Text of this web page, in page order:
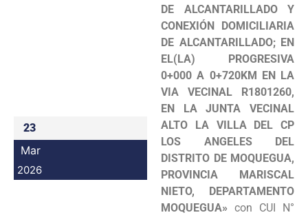
23
Mar
2026
DE ALCANTARILLADO Y
CONEXIÓN DOMICILIARIA
DE ALCANTARILLADO; EN
EL(LA) PROGRESIVA
0+000 A 0+720KM EN LA
VIA VECINAL R1801260,
EN LA JUNTA VECINAL
ALTO LA VILLA DEL CP
LOS ANGELES DEL
DISTRITO DE MOQUEGUA,
PROVINCIA MARISCAL
NIETO, DEPARTAMENTO
MOQUEGUA» con CUI N°